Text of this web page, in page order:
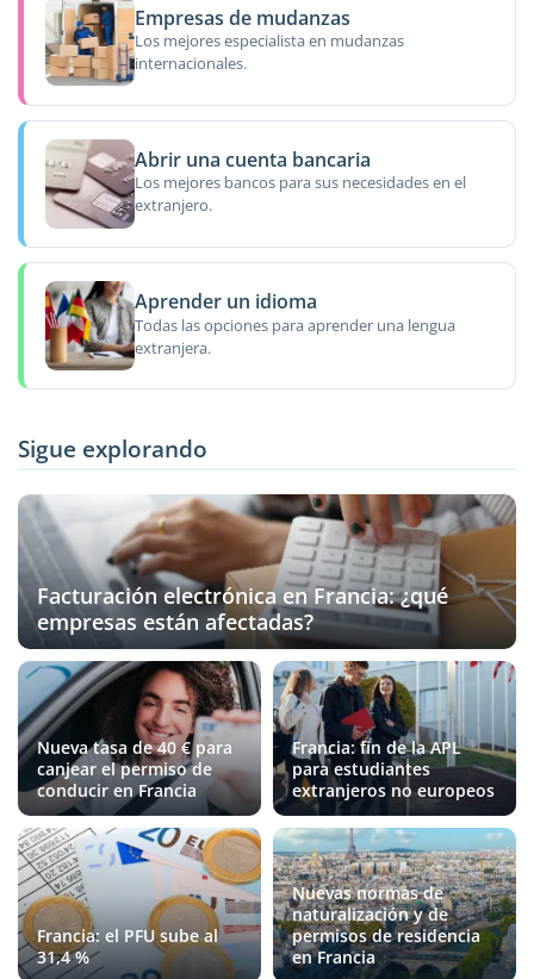
Empresas de mudanzas
Los mejores especialista en mudanzas
internacionales.
Abrir una cuenta bancaria
Los mejores bancos para sus necesidades en el
extranjero.
Aprender un idioma
Todas las opciones para aprender una lengua
extranjera.
Sigue explorando
Facturación electrónica en Francia: ¿qué
empresas están afectadas?
Nueva tasa de 40 € para
canjear el permiso de
conducir en Francia
Francia: fin de la APL
para estudiantes
extranjeros no europeos
Francia: el PFU sube al
31,4 %
Nuevas normas de
naturalización y de
permisos de residencia
en Francia